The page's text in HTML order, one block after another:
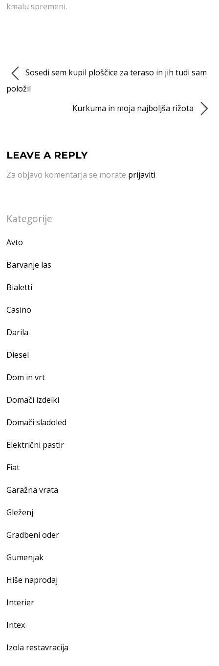
kmalu spremeni.
Sosedi sem kupil ploščice za teraso in jih tudi sam
položil
Kurkuma in moja najboljša rižota
LEAVE A REPLY
Za objavo komentarja se morate prijaviti.
Kategorije
Avto
Barvanje las
Bialetti
Casino
Darila
Diesel
Dom in vrt
Domači izdelki
Domači sladoled
Električni pastir
Fiat
Garažna vrata
Gleženj
Gradbeni oder
Gumenjak
Hiše naprodaj
Interier
Intex
Izola restavracija